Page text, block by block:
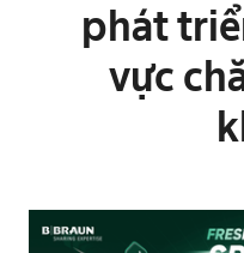
phát
vực